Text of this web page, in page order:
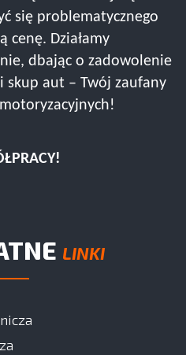
się problematycznego
cenę. Działamy
dbając o zadowolenie
skup aut – Twój zaufany
LINKI